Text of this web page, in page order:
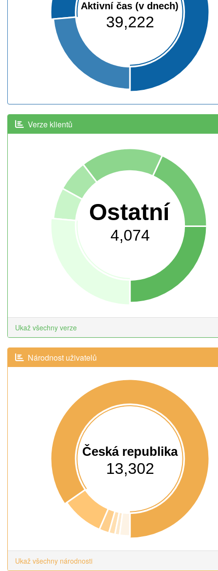
Aktivní čas (v dnech)
39,222
Verze klientů
Ostatní
4,074
Ukaž všechny verze
Národnost uživatelů
Česká republika
13,302
Ukaž všechny národnosti